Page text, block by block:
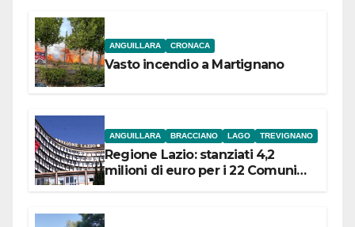
ANGUILLARA CRONACA
Vasto incendio a Martignano
ANGUILLARA BRACCIANO LAGO TREVIGNANO
Regione Lazio: stanziati 4,2
milioni di euro per i 22 Comuni